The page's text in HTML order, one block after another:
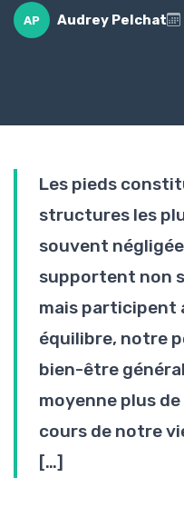
AP Audrey Pelchat
Les pieds
structures les
souvent
supportent non
mais participent
équilibre, notre
bien-être
moyenne plus
cours de notre
[…]